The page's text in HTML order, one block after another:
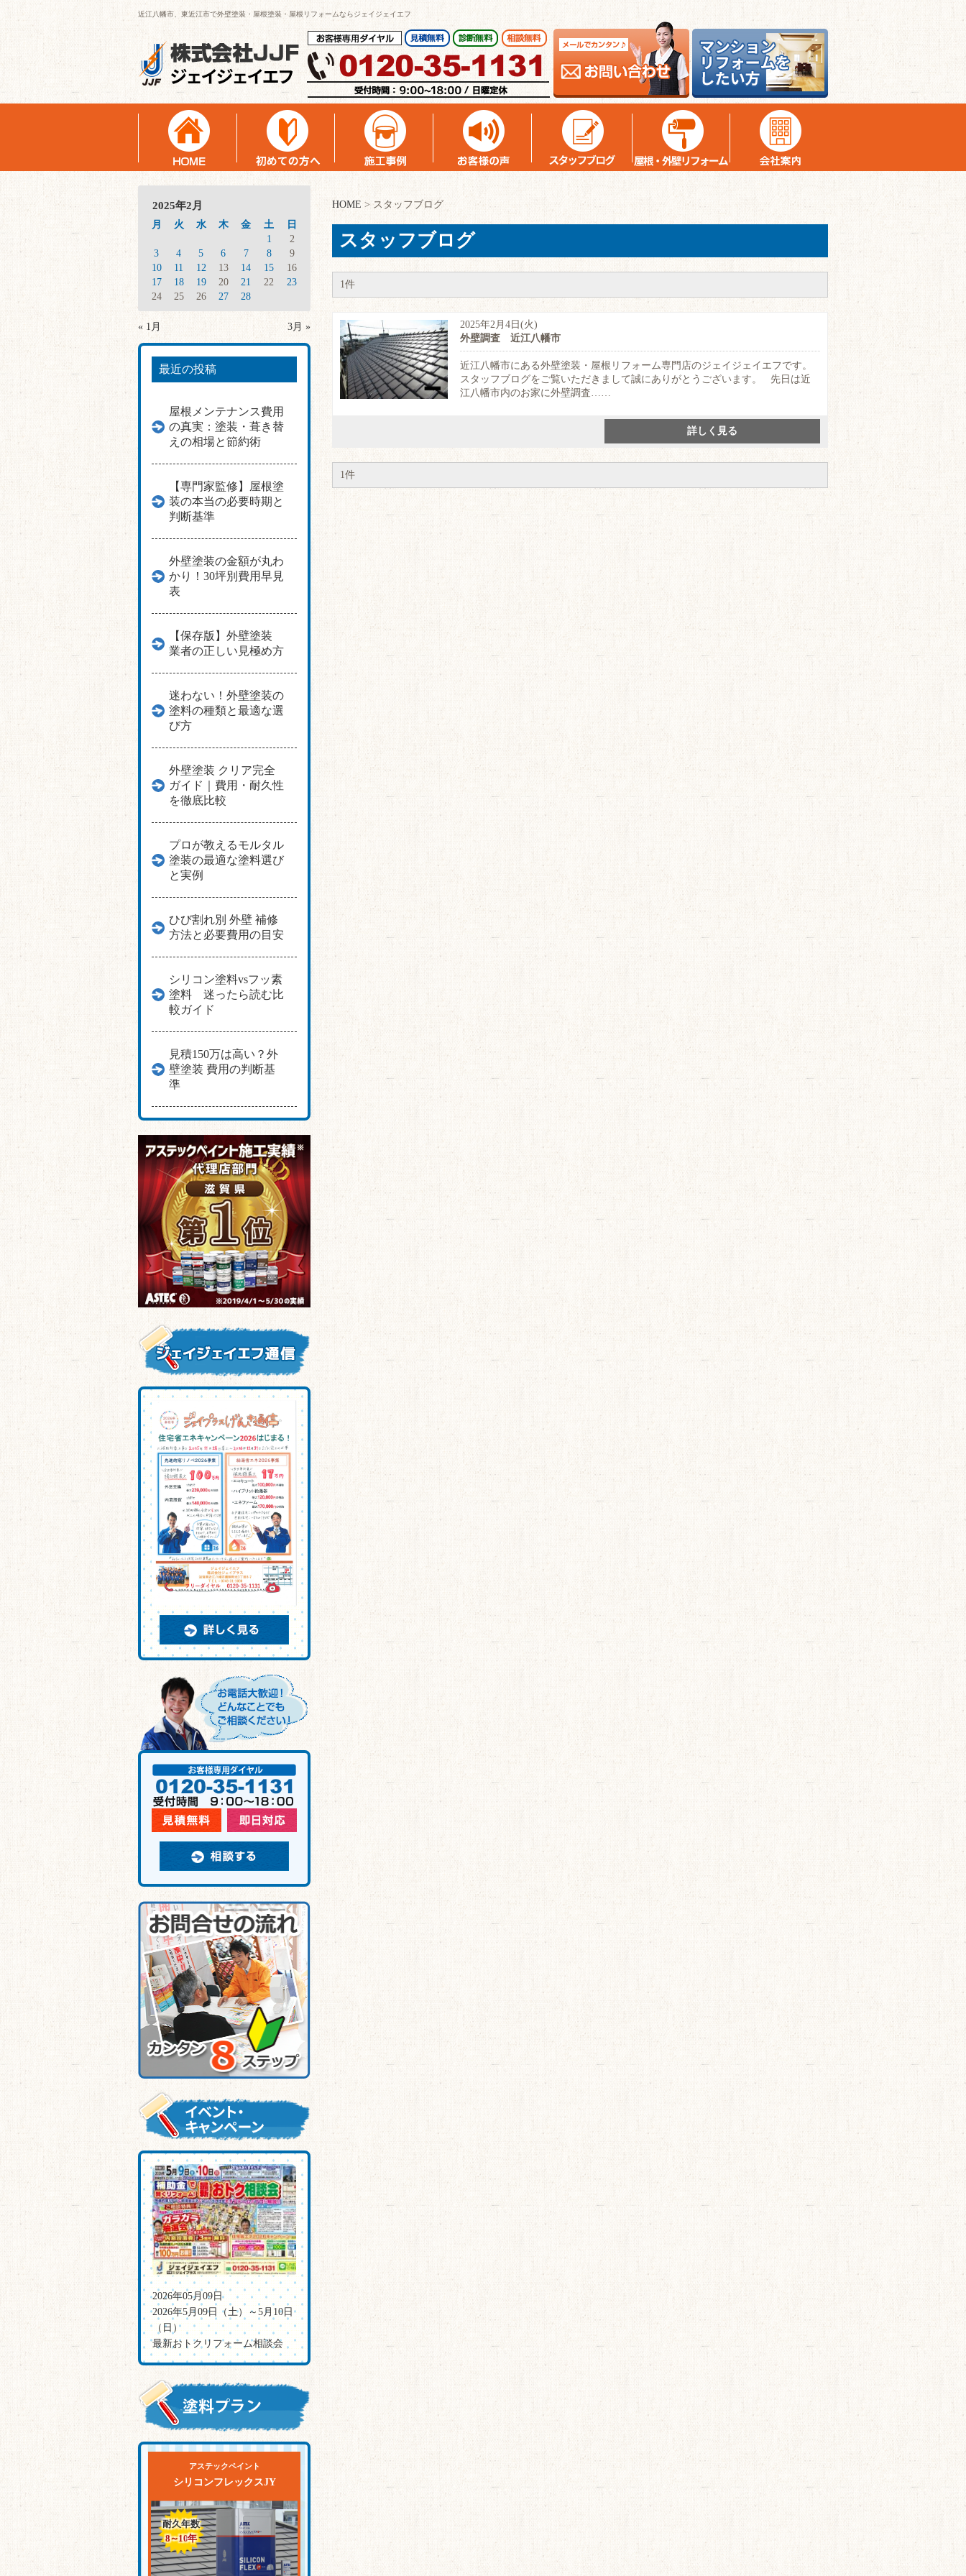
近江八幡市、東近江市で外壁塗装・屋根塗装・屋根リフォームならジェイジェイエフ
HOME > スタッフブログ
スタッフブログ
1件
2025年2月4日(火)
外壁調査 近江八幡市
近江八幡市にある外壁塗装・屋根リフォーム専門店のジェイジェイエフです。
スタッフブログをご覧いただきまして誠にありがとうございます。 先日は近
江八幡市内のお家に外壁調査……
詳しく見る
1件
2025年2月
月 火 水 木 金 土
日
1
2
3
4 5 6 7 8
9
10
11 12 13 14 15
16
17
18 19 20 21 22
23
24
25 26 27 28
« 1月 3月 »
最近の投稿
屋根メンテナンス費用
の真実：塗装・葺き替
えの相場と節約術
【専門家監修】屋根塗
装の本当の必要時期と
判断基準
外壁塗装の金額が丸わ
かり！30坪別費用早見
表
【保存版】外壁塗装
業者の正しい見極め方
迷わない！外壁塗装の
塗料の種類と最適な選
び方
外壁塗装 クリア完全
ガイド｜費用・耐久性
を徹底比較
プロが教えるモルタル
塗装の最適な塗料選び
と実例
ひび割れ別 外壁 補修
方法と必要費用の目安
シリコン塗料vsフッ素
塗料 迷ったら読む比
較ガイド
見積150万は高い？外
壁塗装 費用の判断基
準
2026年05月09日
2026年5月09日（土）～5月10日
（日）
最新おトクリフォーム相談会
アステックペイント
シリコンフレックスJY
耐久年数
8～10年